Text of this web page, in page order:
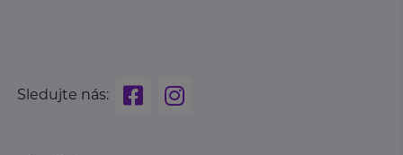
Sledujte nás: